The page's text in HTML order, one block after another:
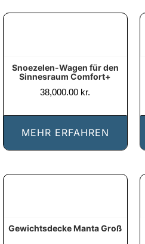
Snoezelen-Wagen für den
Sinnesraum Comfort+
38,000.00 kr.
MEHR ERFAHREN
Gewichtsdecke Manta Groß